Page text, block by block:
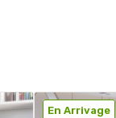
En Arrivage